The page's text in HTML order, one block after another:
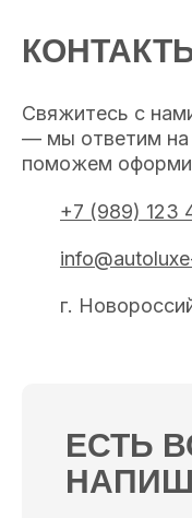
ЕСТЬ
Свяжитесь с
— мы ответим на
поможем
+7 (989) 123
г.